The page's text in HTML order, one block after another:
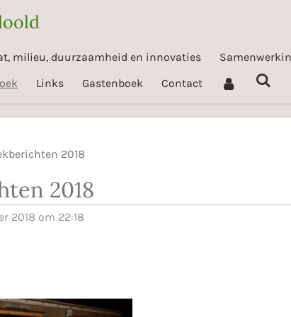
milieu, duurzaamheid en innovaties
Links Gastenboek Contact
2018
2018
2018 om 22:18